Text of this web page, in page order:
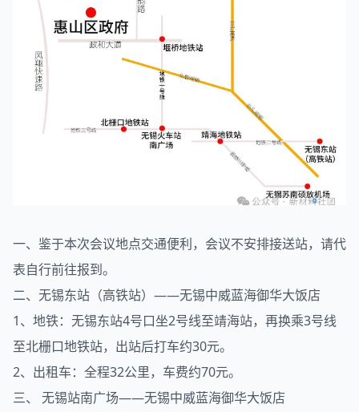
一、鉴于本次会议地点交通便利，会议不安排接送站，请代
表自行前往报到。
二、无锡东站（高铁站）——无锡中威蓝海御华大饭店
1、地铁：无锡东站4号口坐2号线至靖海站，再换乘3号线
至北栅口地铁站，出站后打车约30元。
2、出租车：全程32公里，车费约70元。
三、 无锡站南广场——无锡中威蓝海御华大饭店